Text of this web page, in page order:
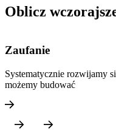
Oblicz
Zaufanie
Systematycznie rozwijamy
możemy budować